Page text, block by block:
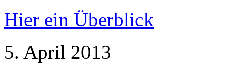
Hier ein Überblick
5. April 2013